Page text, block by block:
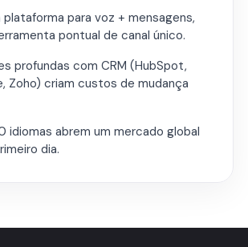
plataforma para voz + mensagens,
pontual de canal único.
profundas com CRM (HubSpot,
Zoho) criam custos de mudança
idiomas abrem um mercado global
dia.